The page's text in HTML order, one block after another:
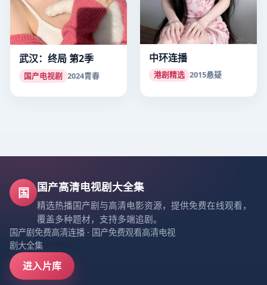
武汉：终局 第2季
国产电视剧 2024青春
中环连播
港剧精选 2015悬疑
国 国产高清电视剧大全集
精选热播国产剧与高清电影资源，提供免费在线观看，
覆盖多种题材，支持多端追剧。
国产剧免费高清连播 · 国产免费观看高清电视
剧大全集
进入片库